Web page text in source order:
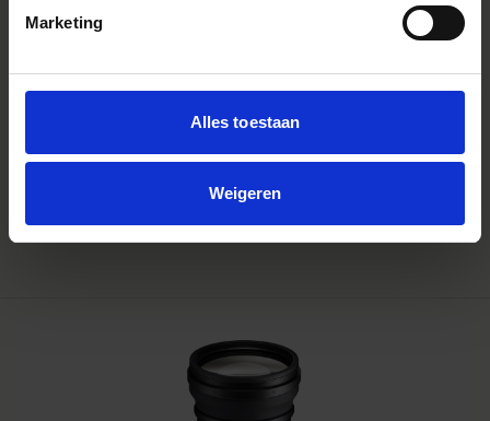
Marketing
Alles toestaan
Weigeren
SPORTS
SIGMA 200mm F2 DG OS | Sports